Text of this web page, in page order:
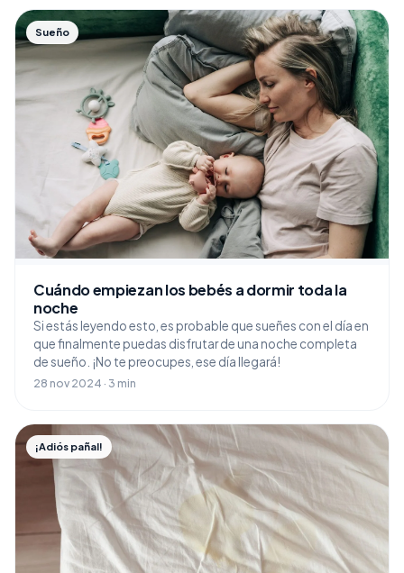
Sueño
Cuándo empiezan los bebés a dormir toda la
noche
Si estás leyendo esto, es probable que sueñes con el día en
que finalmente puedas disfrutar de una noche completa
de sueño. ¡No te preocupes, ese día llegará!
28 nov 2024 · 3 min
¡Adiós pañal!